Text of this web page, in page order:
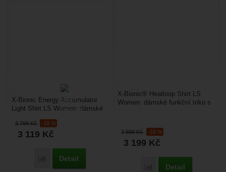
3 799Kč -18 %
3 119 Kč
Přidat 'X-Bionic Energy Accumulator Light Shirt LS
Detail
X-Bionic Energy Accumulator
Light Shirt LS Women: dámské
vhodné pro zimní...
3 899Kč -18 %
3 199 Kč
Přidat 'X-Bionic
Detail
X-Bionic® Heatloop Shirt LS
Women: dámské funkční triko s